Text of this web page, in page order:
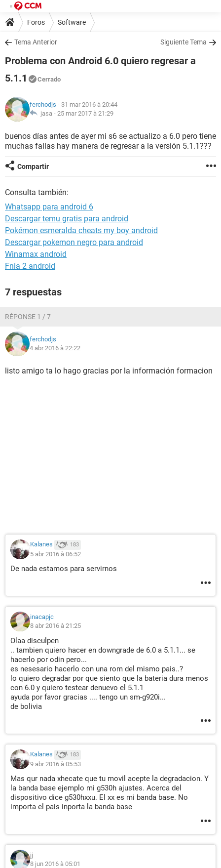
Foros Software
Tema Anterior Siguiente Tema
Problema con Android 6.0 quiero regresar a
5.1.1
Cerrado
ferchodjs - 31 mar 2016 à 20:44
jasa - 25 mar 2017 à 21:29
buenos días antes de ayer mi s6 se actualizo a 6.0 pero tiene
muchas fallas hay manera de regresar a la versión 5.1.1???
Compartir
Consulta también:
Whatsapp para android 6
Descargar temu gratis para android
Pokémon esmeralda cheats my boy android
Descargar pokemon negro para android
Winamax android
Fnia 2 android
7 respuestas
RÉPONSE 1 / 7
ferchodjs
4 abr 2016 à 22:22
listo amigo ta lo hago gracias por la información formacion
Kalanes 183
5 abr 2016 à 06:52
De nada estamos para servirnos
inacapjc
8 abr 2016 à 21:25
Olaa disculpen
.. tambien quiero hacer en downgrade de 6.0 a 5.1.1... se
hacerlo por odin pero...
es nesesario hacerlo con una rom del mismo pais..?
lo quiero degradar por que siento que la bateria dura menos
con 6.0 y quiero testear denuevo el 5.1.1
ayuda por favor gracias .... tengo un sm-g920i...
de bolivia
Kalanes 183
9 abr 2016 à 05:53
Mas qur nada xhecate que tu movil acepte la degradacion. Y
la banda base ejemplo mi g530h ajustes. Acerca del
dispositivo dice g530hxxu. El xx es mi banda base. No
importa el pais inporta la banda base
jj
8 jun 2016 à 05:01